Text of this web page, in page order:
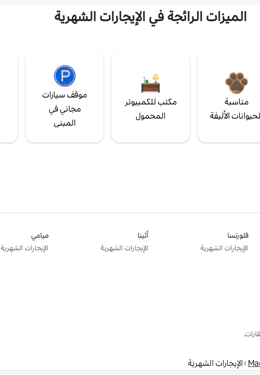
الميزات الرائجة في الإيجارات الشهرية
مناسبة
الأليفة
مكتب للكمبيوتر
المحمول
موقف سيارات
مجاني في
المبنى
فلورنسا
الإيجارات الشهرية
أثينا
الإيجارات الشهرية
ميامي
الإيجارات الشهرية
الإيجارات الشهرية